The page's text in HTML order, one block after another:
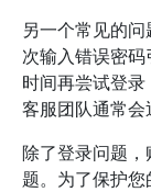
另一个常见的
次输入错误密
时间再尝试登录
客服团队通常会
除了登录问题
题。为了保护